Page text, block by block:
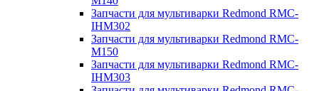
Запчасти для мультиварки Redmond RMC-
IHM302
Запчасти для мультиварки Redmond RMC-
M150
Запчасти для мультиварки Redmond RMC-
IHM303